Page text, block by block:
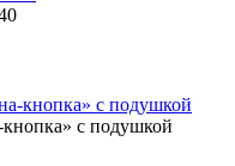
с подушкой